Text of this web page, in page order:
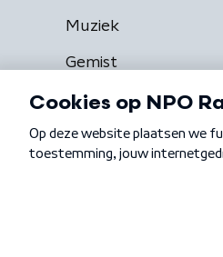
Muziek
Gemist
Algemene voorwaarden